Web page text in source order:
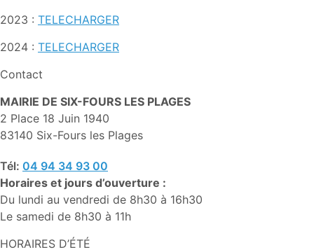
2023 : TELECHARGER
2024 : TELECHARGER
Contact
MAIRIE DE SIX-FOURS LES PLAGES
2 Place 18 Juin 1940
83140 Six-Fours les Plages
Tél: 04 94 34 93 00
Horaires et jours d’ouverture :
Du lundi au vendredi de 8h30 à 16h30
Le samedi de 8h30 à 11h
HORAIRES D’ÉTÉ